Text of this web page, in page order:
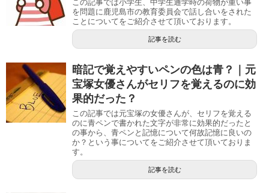
この記事では小学生、中学生通学時の荷物が重い事
を問題に鹿児島市の教育委員会で話し合いをされた
ことについてをご紹介させて頂いております。
記事を読む
暗記で覚えやすいペンの色は青？｜元
宝塚女優さんがセリフを覚えるのに効
果的だった？
この記事では元宝塚の女優さんが、セリフを覚える
のに青ペンで書かれた文字が非常に効果的だったと
の事から、青ペンと記憶について何故記憶に良いの
か？という事についてをご紹介させて頂いておりま
す。
記事を読む